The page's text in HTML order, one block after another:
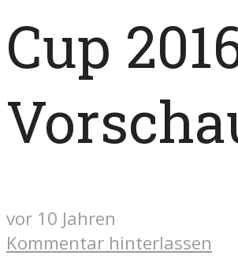
Cup
vor 10 Jahren
Kommentar hinterlassen